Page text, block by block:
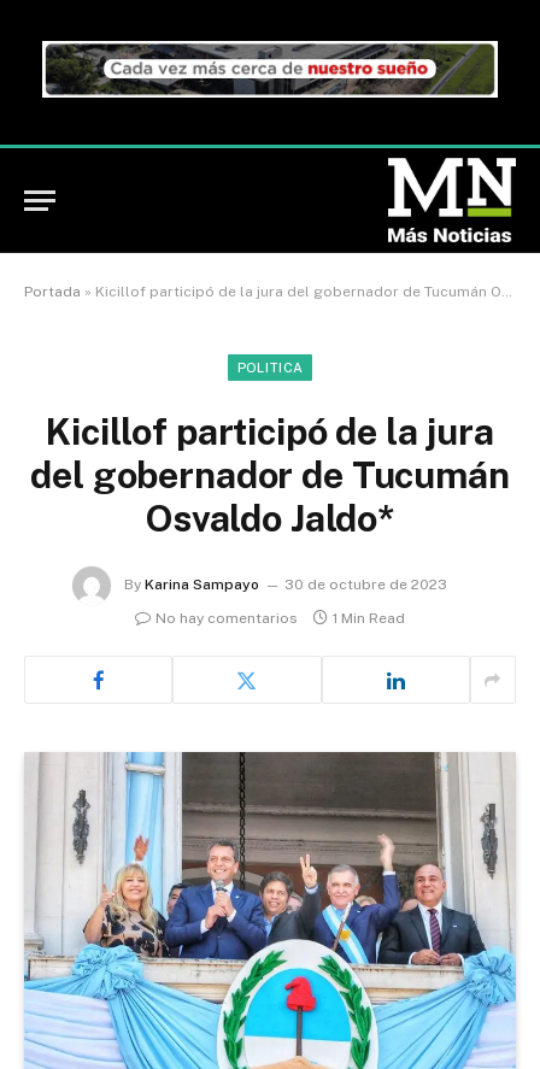
Portada » Kicillof participó de la jura del gobernador de Tucumán Osvaldo Jaldo*
POLITICA
Kicillof participó de la jura
del gobernador de Tucumán
Osvaldo Jaldo*
By Karina Sampayo
30 de octubre de 2023
No hay comentarios
1 Min Read